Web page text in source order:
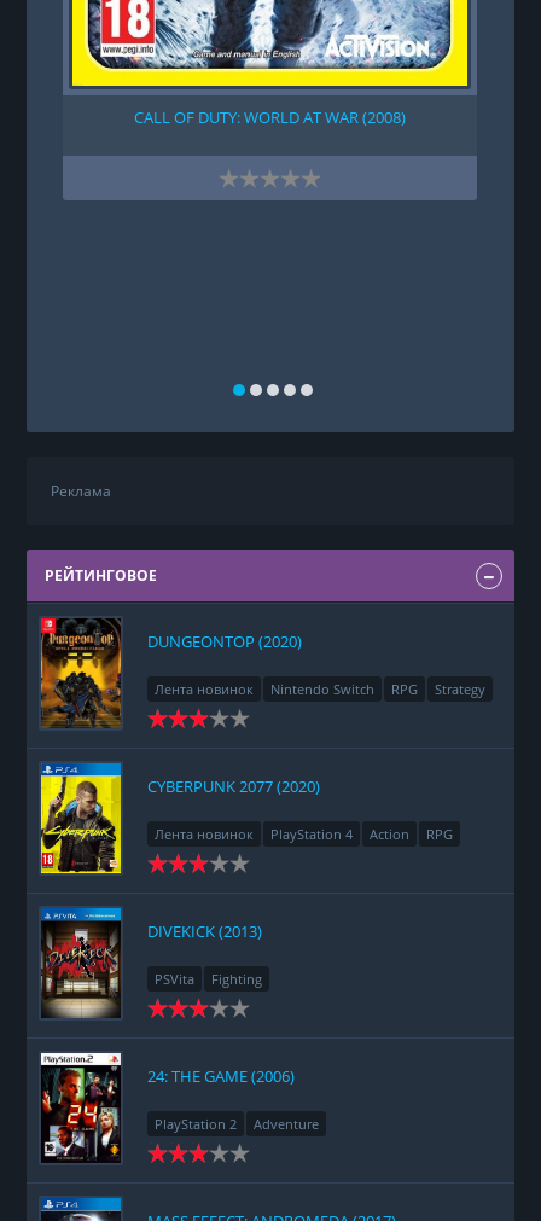
CALL OF DUTY: WORLD AT WAR (2008)
Реклама
РЕЙТИНГОВОЕ
DUNGEONTOP (2020)
Лента новинок Nintendo Switch RPG Strategy
CYBERPUNK 2077 (2020)
Лента новинок PlayStation 4 Action
RPG
Racing
Adventure
DIVEKICK (2013)
PSVita Fighting
24: THE GAME (2006)
PlayStation 2 Adventure